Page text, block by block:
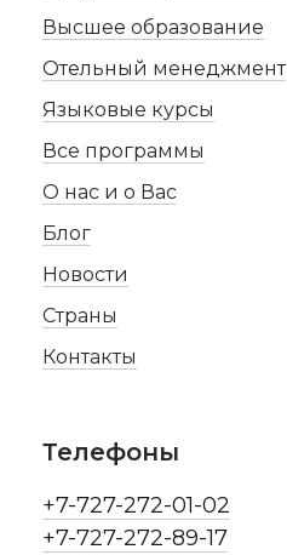
Телефоны
+7-727-272-01-02
+7-727-272-89-17
Высшее образование
Отельный менеджмент
Языковые курсы
Все программы
О нас и о Вас
Блог
Новости
Страны
Контакты